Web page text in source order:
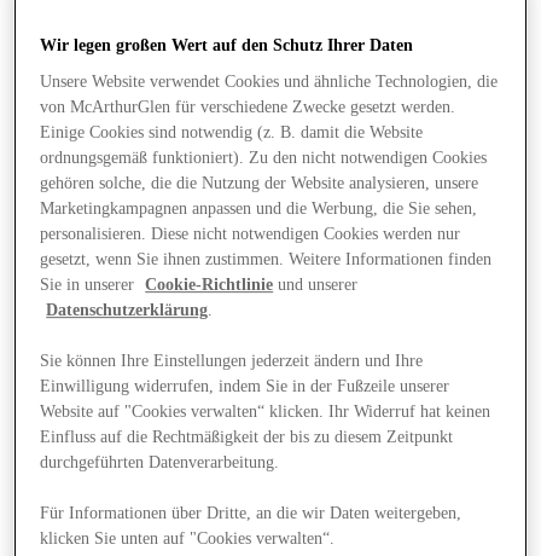
Angebote
Wir legen großen Wert auf den Schutz Ihrer Daten
Unsere Website verwendet Cookies und ähnliche Technologien, die
von McArthurGlen für verschiedene Zwecke gesetzt werden.
Einige Cookies sind notwendig (z. B. damit die Website
ordnungsgemäß funktioniert). Zu den nicht notwendigen Cookies
gehören solche, die die Nutzung der Website analysieren, unsere
Marketingkampagnen anpassen und die Werbung, die Sie sehen,
personalisieren. Diese nicht notwendigen Cookies werden nur
gesetzt, wenn Sie ihnen zustimmen. Weitere Informationen finden
Sie in unserer
Cookie-Richtlinie und unserer
Datenschutzerklärung
Sie können Ihre Einstellungen jederzeit ändern und Ihre
Einwilligung widerrufen, indem Sie in der Fußzeile unserer
Website auf "Cookies verwalten“ klicken. Ihr Widerruf hat keinen
Einfluss auf die Rechtmäßigkeit der bis zu diesem Zeitpunkt
durchgeführten Datenverarbeitung.
Für Informationen über Dritte, an die wir Daten weitergeben,
klicken Sie unten auf "Cookies verwalten“.